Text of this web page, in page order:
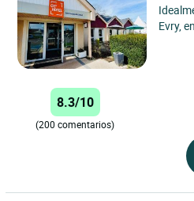
Evry,
8.3/10
(200 comentarios)